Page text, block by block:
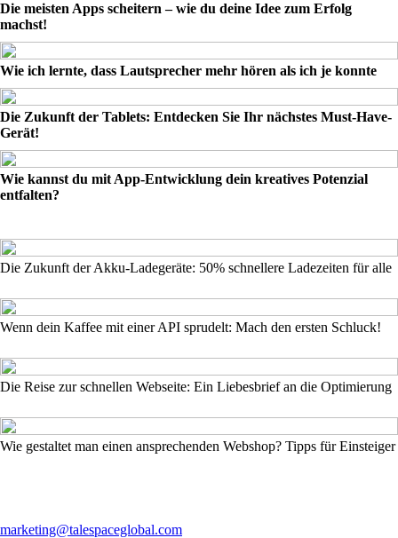
Die meisten Apps scheitern – wie du deine Idee zum Erfolg
machst!
Wie ich lernte, dass Lautsprecher mehr hören als ich je konnte
Die Zukunft der Tablets: Entdecken Sie Ihr nächstes Must-Have-
Gerät!
Wie kannst du mit App-Entwicklung dein kreatives Potenzial
entfalten?
Die Zukunft der Akku-Ladegeräte: 50% schnellere Ladezeiten für alle
Wenn dein Kaffee mit einer API sprudelt: Mach den ersten Schluck!
Die Reise zur schnellen Webseite: Ein Liebesbrief an die Optimierung
Wie gestaltet man einen ansprechenden Webshop? Tipps für Einsteiger
marketing@talespaceglobal.com